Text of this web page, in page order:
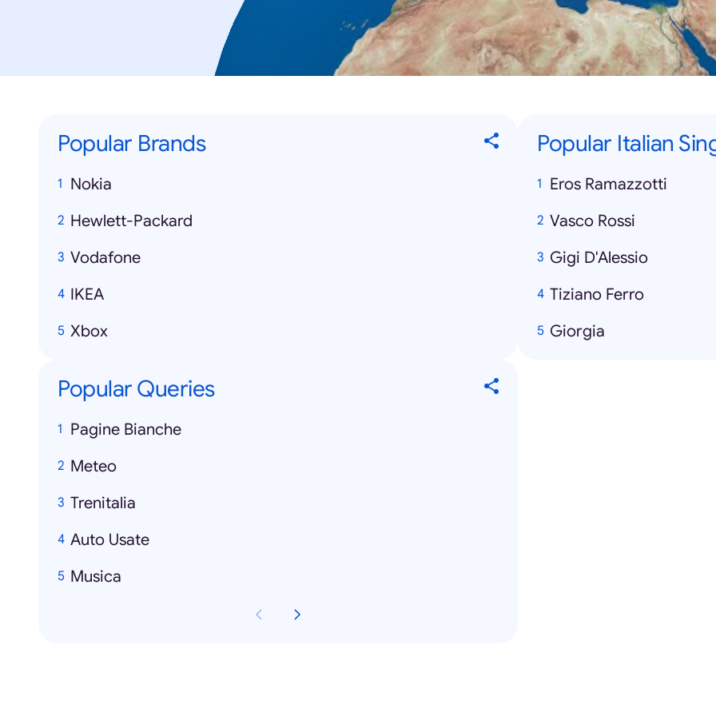
Popular Brands
Nokia
Hewlett-Packard
Vodafone
IKEA
Xbox
Popular Italian
Eros Ramazzotti
Vasco Rossi
Gigi D'Alessio
Tiziano Ferro
Giorgia
Popular Queries
Pagine Bianche
Meteo
Trenitalia
Auto Usate
Musica